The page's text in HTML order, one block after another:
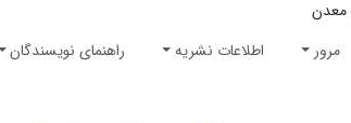
مرور اطلاعات نشریه راهنمای نویسندگان